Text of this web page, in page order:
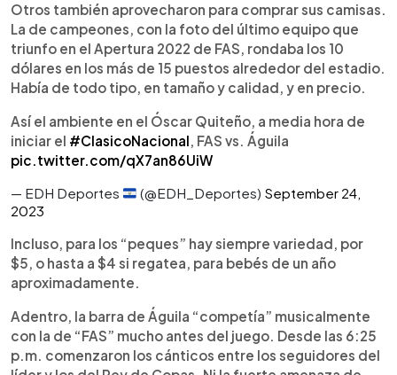
Otros también aprovecharon para comprar sus camisas.
La de campeones, con la foto del último equipo que
triunfo en el Apertura 2022 de FAS, rondaba los 10
dólares en los más de 15 puestos alrededor del estadio.
Había de todo tipo, en tamaño y calidad, y en precio.
Así el ambiente en el Óscar Quiteño, a media hora de
iniciar el #ClasicoNacional, FAS vs. Águila
pic.twitter.com/qX7an86UiW
— EDH Deportes
(@EDH_Deportes) September 24,
2023
Incluso, para los “peques” hay siempre variedad, por
$5, o hasta a $4 si regatea, para bebés de un año
aproximadamente.
Adentro, la barra de Águila “competía” musicalmente
con la de “FAS” mucho antes del juego. Desde las 6:25
p.m. comenzaron los cánticos entre los seguidores del